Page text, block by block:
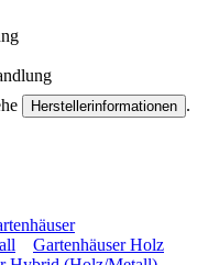
Herstellerinformationen .
Gartenhäuser Holz